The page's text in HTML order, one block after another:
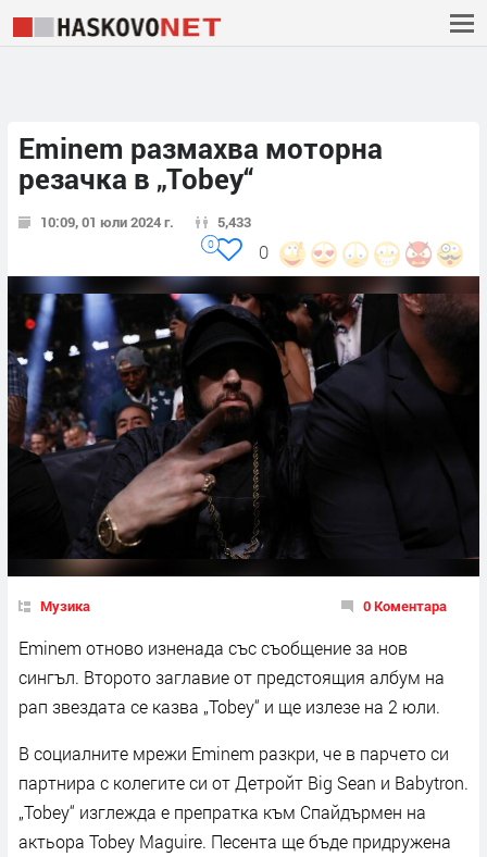
Eminem размахва моторна
резачка в „Tobey“
10:09, 01 юли 2024 г. 5,433
0
0
Музика 0 Коментара
Eminem отново изненада със съобщение за нов
сингъл. Второто заглавие от предстоящия албум на
рап звездата се казва „Tobey“ и ще излезе на 2 юли.
В социалните мрежи Eminem разкри, че в парчето си
партнира с колегите си от Детройт Big Sean и Babytron.
„Tobey“ изглежда е препратка към Спайдърмен на
актьора Tobey Maguire. Песента ще бъде придружена